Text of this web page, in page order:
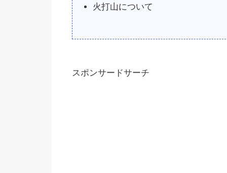
火打山について
スポンサードサーチ